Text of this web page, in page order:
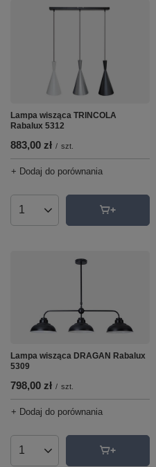
Lampa wisząca TRINCOLA
Rabalux 5312
883,00 zł / szt.
+ Dodaj do porównania
Ilość produktów
Lampa wisząca DRAGAN Rabalux
5309
798,00 zł / szt.
+ Dodaj do porównania
Ilość produktów